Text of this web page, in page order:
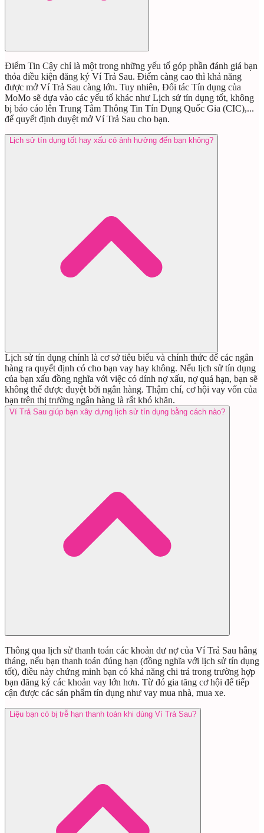
Điểm Tin Cậy chỉ là một trong những yếu tố góp phần đánh giá bạn
thỏa điều kiện đăng ký Ví Trả Sau. Điểm càng cao thì khả năng
được mở Ví Trả Sau càng lớn. Tuy nhiên, Đối tác Tín dụng của
MoMo sẽ dựa vào các yếu tố khác như Lịch sử tín dụng tốt, không
bị báo cáo lên Trung Tâm Thông Tin Tín Dụng Quốc Gia (CIC),...
để quyết định duyệt mở Ví Trả Sau cho bạn.
Lịch sử tín dụng tốt hay xấu có ảnh hưởng đến bạn không?
Lịch sử tín dụng chính là cơ sở tiêu biểu và chính thức để các ngân
hàng ra quyết định có cho bạn vay hay không. Nếu lịch sử tín dụng
của bạn xấu đồng nghĩa với việc có dính nợ xấu, nợ quá hạn, bạn sẽ
không thể được duyệt bởi ngân hàng. Thậm chí, cơ hội vay vốn của
bạn trên thị trường ngân hàng là rất khó khăn.
Ví Trả Sau giúp bạn xây dựng lịch sử tín dụng bằng cách nào?
Thông qua lịch sử thanh toán các khoản dư nợ của Ví Trả Sau hằng
tháng, nếu bạn thanh toán đúng hạn (đồng nghĩa với lịch sử tín dụng
tốt), điều này chứng minh bạn có khả năng chi trả trong trường hợp
bạn đăng ký các khoản vay lớn hơn. Từ đó gia tăng cơ hội để tiếp
cận được các sản phẩm tín dụng như vay mua nhà, mua xe.
Liệu bạn có bị trễ hạn thanh toán khi dùng Ví Trả Sau?